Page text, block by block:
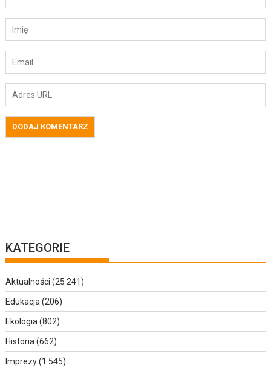
KATEGORIE
Aktualności (25 241)
Edukacja (206)
Ekologia (802)
Historia (662)
Imprezy(1 545)